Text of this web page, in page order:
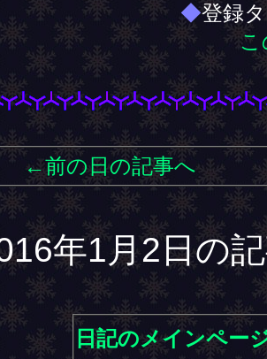
◆登録
こ
←前の日の記事へ
年1月2日の
日記のメインペー